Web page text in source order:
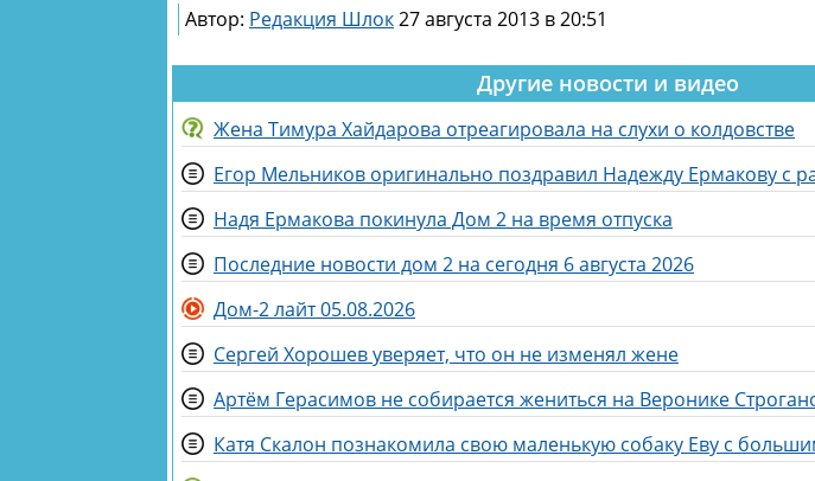
Автор: Редакция Шлок27 августа 2013 в 20:51
Другие новости и видео
Жена Тимура Хайдарова отреагировала на слухи о колдовстве
Егор Мельников оригинально поздравил Надежду Ермакову с
Надя Ермакова покинула Дом 2 на время отпуска
Последние новости дом 2 на сегодня 6 августа 2026
Дом-2 лайт 05.08.2026
Сергей Хорошев уверяет, что он не изменял жене
Артём Герасимов не собирается жениться на Веронике
Катя Скалон познакомила свою маленькую собаку Еву с